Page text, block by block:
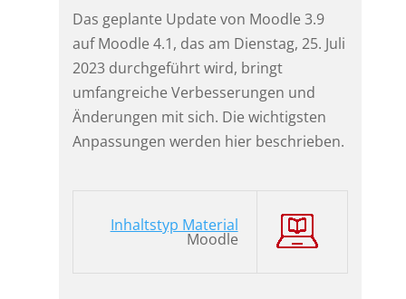
Das geplante Update von Moodle 3.9
auf Moodle 4.1, das am Dienstag, 25. Juli
2023 durchgeführt wird, bringt
umfangreiche Verbesserungen und
Änderungen mit sich. Die wichtigsten
Anpassungen werden hier beschrieben.
Inhaltstyp Material
Moodle